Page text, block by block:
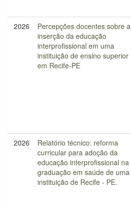
2026
Percepções docentes sobre a
inserção da educação
interprofissional em uma
instituição de ensino superior
em Recife-PE
2026
Relatório técnico: reforma
curricular para adoção da
educação interprofissional na
graduação em saúde de uma
instituição de Recife - PE.